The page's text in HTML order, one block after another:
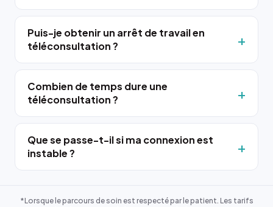
Puis-je obtenir un arrêt de travail en
téléconsultation ?
Combien de temps dure une
téléconsultation ?
Que se passe-t-il si ma connexion est
instable ?
*Lorsque le parcours de soin est respecté par le patient. Les tarifs